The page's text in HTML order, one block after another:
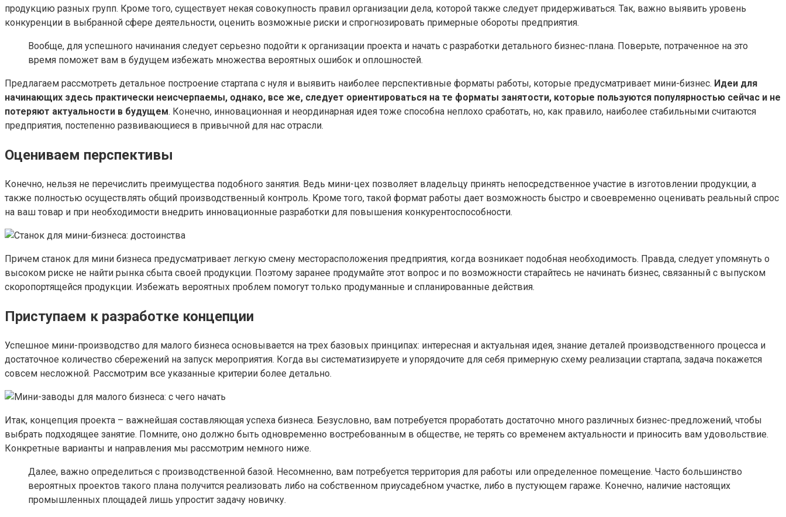
продукцию разных групп. Кроме того, существует некая совокупность правил организации дела, которой также следует придерживаться. Так, важно выявить уровень
конкуренции в выбранной сфере деятельности, оценить возможные риски и спрогнозировать примерные обороты предприятия.
Вообще, для успешного начинания следует серьезно подойти к организации проекта и начать с разработки детального бизнес-плана. Поверьте, потраченное на это
время поможет вам в будущем избежать множества вероятных ошибок и оплошностей.
Предлагаем рассмотреть детальное построение стартапа с нуля и выявить наиболее перспективные форматы работы, которые предусматривает мини-бизнес. Идеи для
начинающих здесь практически неисчерпаемы, однако, все же, следует ориентироваться на те форматы занятости, которые пользуются популярностью сейчас и не
потеряют актуальности в будущем. Конечно, инновационная и неординарная идея тоже способна неплохо сработать, но, как правило, наиболее стабильными считаются
предприятия, постепенно развивающиеся в привычной для нас отрасли.
Оцениваем перспективы
Конечно, нельзя не перечислить преимущества подобного занятия. Ведь мини-цех позволяет владельцу принять непосредственное участие в изготовлении продукции, а
также полностью осуществлять общий производственный контроль. Кроме того, такой формат работы дает возможность быстро и своевременно оценивать реальный спрос
на ваш товар и при необходимости внедрить инновационные разработки для повышения конкурентоспособности.
Причем станок для мини бизнеса предусматривает легкую смену месторасположения предприятия, когда возникает подобная необходимость. Правда, следует упомянуть о
высоком риске не найти рынка сбыта своей продукции. Поэтому заранее продумайте этот вопрос и по возможности старайтесь не начинать бизнес, связанный с выпуском
скоропортящейся продукции. Избежать вероятных проблем помогут только продуманные и спланированные действия.
Приступаем к разработке концепции
Успешное мини-производство для малого бизнеса основывается на трех базовых принципах: интересная и актуальная идея, знание деталей производственного процесса и
достаточное количество сбережений на запуск мероприятия. Когда вы систематизируете и упорядочите для себя примерную схему реализации стартапа, задача покажется
совсем несложной. Рассмотрим все указанные критерии более детально.
Итак, концепция проекта – важнейшая составляющая успеха бизнеса. Безусловно, вам потребуется проработать достаточно много различных бизнес-предложений, чтобы
выбрать подходящее занятие. Помните, оно должно быть одновременно востребованным в обществе, не терять со временем актуальности и приносить вам удовольствие.
Конкретные варианты и направления мы рассмотрим немного ниже.
Далее, важно определиться с производственной базой. Несомненно, вам потребуется территория для работы или определенное помещение. Часто большинство
вероятных проектов такого плана получится реализовать либо на собственном приусадебном участке, либо в пустующем гараже. Конечно, наличие настоящих
промышленных площадей лишь упростит задачу новичку.